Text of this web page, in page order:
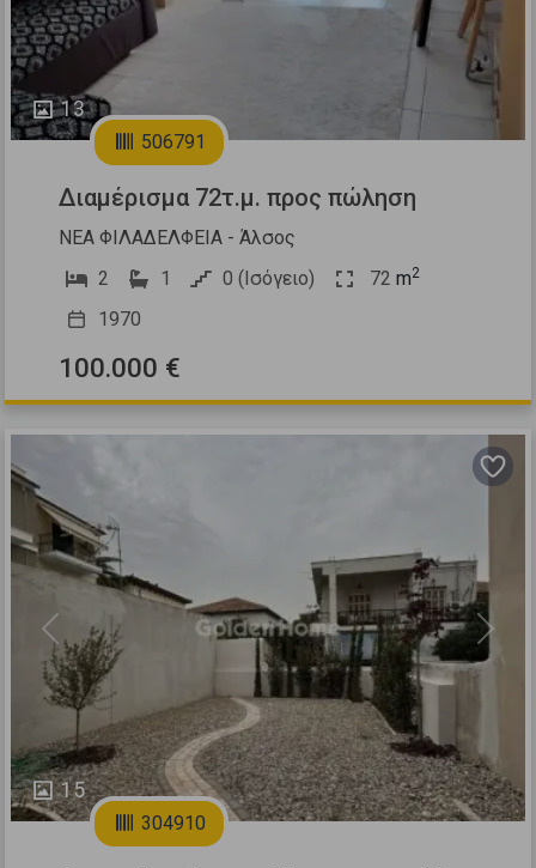
13
506791
Διαμέρισμα 72τ.μ. προς πώληση
ΝΕΑ ΦΙΛΑΔΕΛΦΕΙΑ - Άλσος
2
1 0 (Ισόγειο) 72 m2
1970
100.000 €
15
Previous Next
304910